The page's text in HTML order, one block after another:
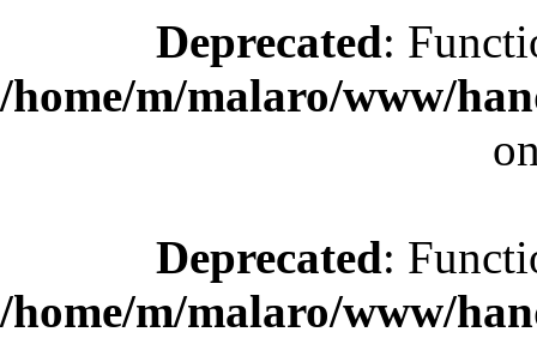
Deprecated:
/home/m/malaro/www/
Deprecated:
/home/m/malaro/www/